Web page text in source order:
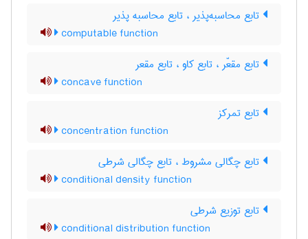
تابع محاسبه‌پذیر ، تابع محاسبه پذیر
computable function
تابع مقعّر ، تابع کاو ، تابع مقعر
concave function
تابع تمرکز
concentration function
تابع چگالی مشروط ، تابع چگالی شرطی
conditional density function
تابع توزیع شرطی
conditional distribution function